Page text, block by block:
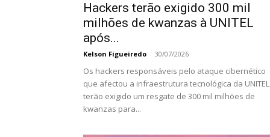
Hackers terão exigido 300 mil
milhões de kwanzas à UNITEL
após...
Kelson Figueiredo - 30/07/2026
Os hackers responsáveis pelo ataque cibernético
que afectou a infraestrutura tecnológica da UNITEL
terão exigido um resgate de 300 mil milhões de
kwanzas para...